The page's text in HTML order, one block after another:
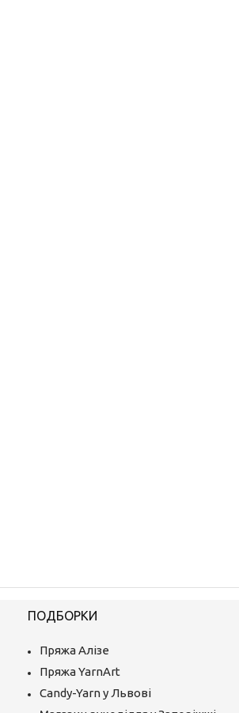
ПОДБОРКИ
Пряжа Алізе
Пряжа YarnArt
Candy-Yarn у Львові